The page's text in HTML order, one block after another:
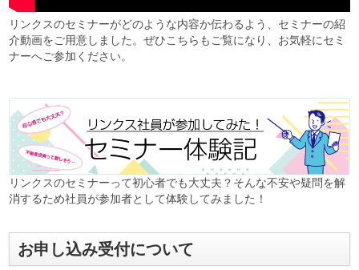
リンクスのセミナーがどのような内容か伝わるよう、セミナーの紹
介動画をご用意しました。ぜひこちらもご覧になり、お気軽にセミ
ナーへご参加ください。
リンクスのセミナーって初心者でも大丈夫？そんな不安や疑問を解
消するため社員が参加者として体験してみました！
お申し込み受付について